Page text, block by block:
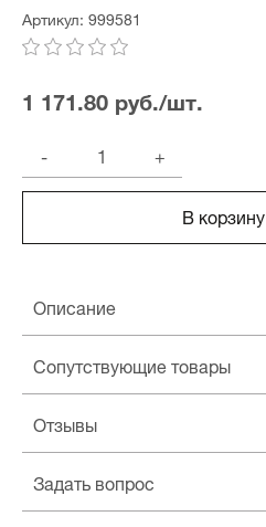
Артикул: 999581
1 171.80 руб./шт.
-
+
В корзину
Описание
Сопутствующие товары
Отзывы
Задать вопрос